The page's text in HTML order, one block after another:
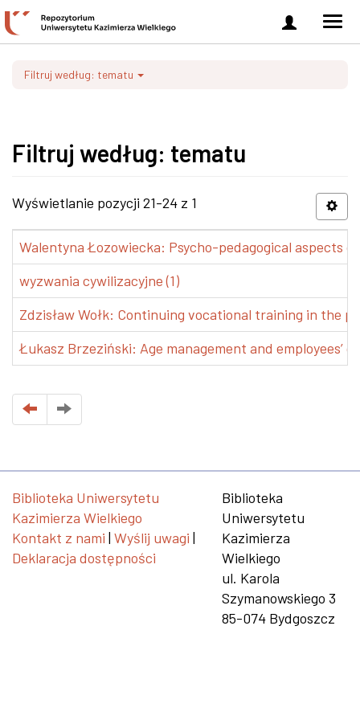
Zaloguj
się
Filtruj według: tematu
Filtruj według: tematu
Wyświetlanie pozycji 21-24 z 1
Walentyna Łozowiecka: Psycho-pedagogical aspects
wyzwania cywilizacyjne (1)
Zdzisław Wołk: Continuing vocational training in the
Łukasz Brzeziński: Age management and employees’
Biblioteka Uniwersytetu
Kazimierza Wielkiego
Kontakt z nami | Wyślij uwagi |
Deklaracja dostępności
Biblioteka
Uniwersytetu
Kazimierza
Wielkiego
ul. Karola
Szymanowskiego 3
85-074 Bydgoszcz